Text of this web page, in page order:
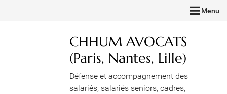
Menu
CHHUM AVOCATS
(Paris, Nantes, Lille)
Défense et accompagnement des
salariés, salariés seniors, cadres,